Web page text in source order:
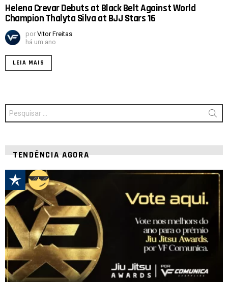
Helena Crevar Debuts at Black Belt Against World
Champion Thalyta Silva at BJJ Stars 16
por Vitor Freitas
há um ano
LEIA MAIS
Procurar
por:
TENDÊNCIA AGORA